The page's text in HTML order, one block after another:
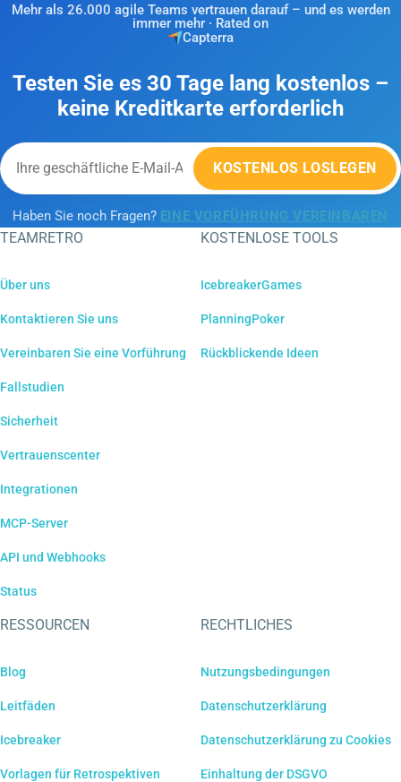
Mehr als 26.000 agile Teams vertrauen darauf – und es werden
immer mehr · Rated on
Capterra
Testen Sie es 30 Tage lang kostenlos –
keine Kreditkarte erforderlich
KOSTENLOS LOSLEGEN
Haben Sie noch Fragen? EINE VORFÜHRUNG VEREINBAREN
TEAMRETRO
Über uns
Kontaktieren Sie uns
Vereinbaren Sie eine Vorführung
Fallstudien
Sicherheit
Vertrauenscenter
Integrationen
MCP-Server
API und Webhooks
Status
KOSTENLOSE TOOLS
IcebreakerGames
PlanningPoker
Rückblickende Ideen
RESSOURCEN
Blog
Leitfäden
Icebreaker
Vorlagen für Retrospektiven
RECHTLICHES
Nutzungsbedingungen
Datenschutzerklärung
Datenschutzerklärung zu Cookies
Einhaltung der DSGVO